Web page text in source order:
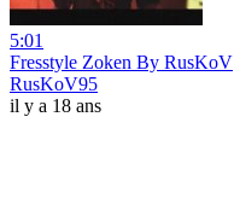
5:01
Fresstyle Zoken By RusKoV
RusKoV95
il y a 18 ans